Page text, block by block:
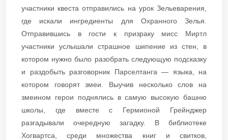
участники квеста отправились на урок Зельеварения,
где искали ингредиенты для Охранного Зелья.
Отправившись в гости к призраку мисс Миртл
участники услышали страшное шипение из стен, в
котором нужно было разобрать следующую подсказку
и раздобыть разговорник Парселтанга — языка, на
котором говорят змеи. Выучив несколько слов на
змеином герои поднялись в самую высокую башню
школы, где вместе с Гермионой Грейнджер
разгадывали очередную загадку. В библиотеке
Хогвартса, среди множества книг и свитков,